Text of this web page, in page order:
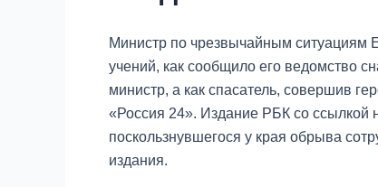
Министр по чрезвычайным ситуациям
учений, как сообщило его ведомство
министр, а как спасатель, совершив
«Россия 24». Издание РБК со ссылкой
поскользнувшегося у края обрыва
издания.